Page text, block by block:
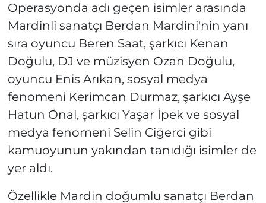
Operasyonda adı geçen isimler arasında
Mardinli sanatçı Berdan Mardini'nin yanı
sıra oyuncu Beren Saat, şarkıcı Kenan
Doğulu, DJ ve müzisyen Ozan Doğulu,
oyuncu Enis Arıkan, sosyal medya
fenomeni Kerimcan Durmaz, şarkıcı Ayşe
Hatun Önal, şarkıcı Yaşar İpek ve sosyal
medya fenomeni Selin Ciğerci gibi
kamuoyunun yakından tanıdığı isimler de
yer aldı.
Özellikle Mardin doğumlu sanatçı Berdan